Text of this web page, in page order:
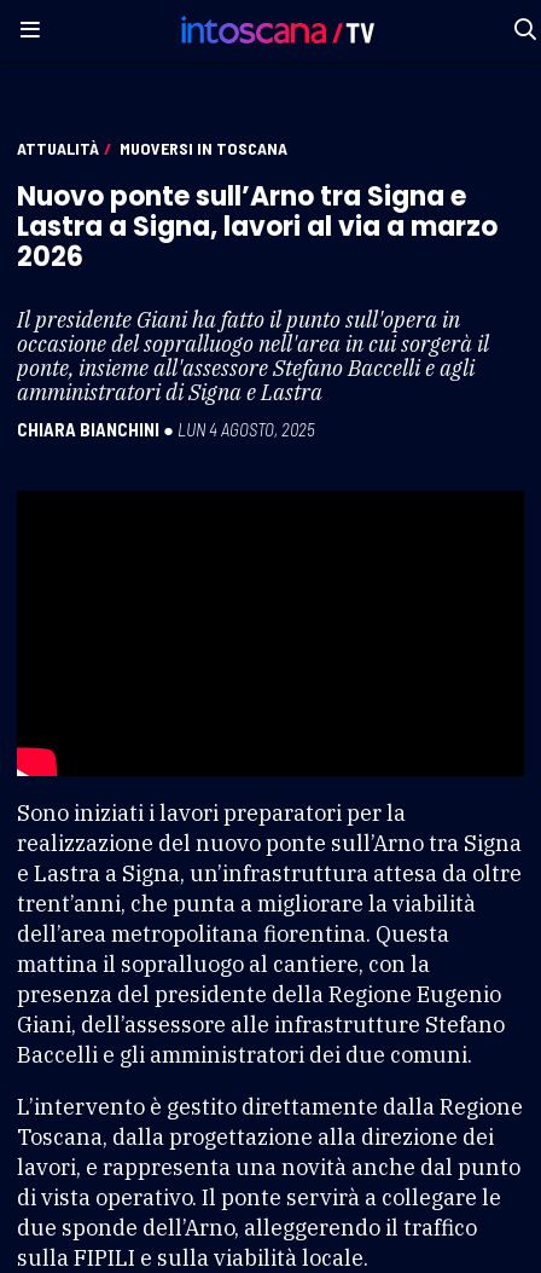
ATTUALITÀ / MUOVERSI IN TOSCANA
Nuovo ponte sull’Arno tra Signa e
Lastra a Signa, lavori al via a marzo
2026
Il presidente Giani ha fatto il punto sull'opera in
occasione del sopralluogo nell'area in cui sorgerà il
ponte, insieme all'assessore Stefano Baccelli e agli
amministratori di Signa e Lastra
CHIARA BIANCHINI ● LUN 4 AGOSTO, 2025
Sono iniziati i lavori preparatori per la
realizzazione del nuovo ponte sull’Arno tra Signa
e Lastra a Signa, un’infrastruttura attesa da oltre
trent’anni, che punta a migliorare la viabilità
dell’area metropolitana fiorentina. Questa
mattina il sopralluogo al cantiere, con la
presenza del presidente della Regione Eugenio
Giani, dell’assessore alle infrastrutture Stefano
Baccelli e gli amministratori dei due comuni.
L’intervento è gestito direttamente dalla Regione
Toscana, dalla progettazione alla direzione dei
lavori, e rappresenta una novità anche dal punto
di vista operativo. Il ponte servirà a collegare le
due sponde dell’Arno, alleggerendo il traffico
sulla FIPILI e sulla viabilità locale.